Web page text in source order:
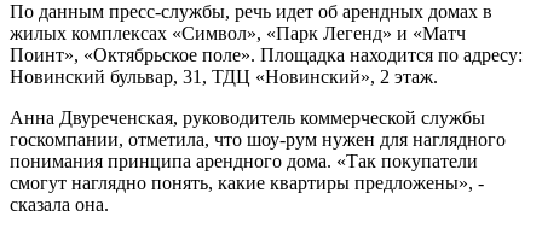
По данным пресс-службы, речь идет об арендных домах в
жилых комплексах «Символ», «Парк Легенд» и «Матч
Поинт», «Октябрьское поле». Площадка находится по адресу:
Новинский бульвар, 31, ТДЦ «Новинский», 2 этаж.
Анна Двуреченская, руководитель коммерческой службы
госкомпании, отметила, что шоу-рум нужен для наглядного
понимания принципа арендного дома. «Так покупатели
смогут наглядно понять, какие квартиры предложены», -
сказала она.